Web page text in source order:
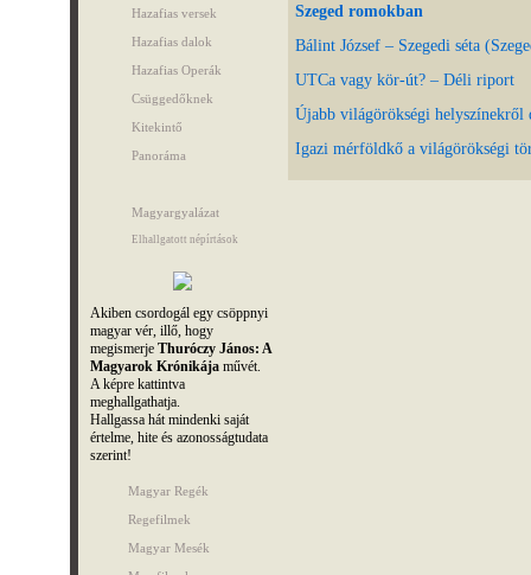
Hazafias versek
Hazafias dalok
Hazafias Operák
Csüggedőknek
Kitekintő
Panoráma
Magyargyalázat
Elhallgatott népírtások
Akiben csordogál egy csöppnyi
magyar vér, illő, hogy
megismerje Thuróczy János: A
Magyarok Krónikájaművét.
A képre kattintva
meghallgathatja.
Hallgassa hát mindenki saját
értelme, hite és azonosságtudata
szerint!
Magyar Regék
Regefilmek
Magyar Mesék
Szeged romokban
Bálint József – Szegedi séta
UTCa vagy kör-út? – Déli riport
Újabb világörökségi helyszínekről
Igazi mérföldkő a világörökségi